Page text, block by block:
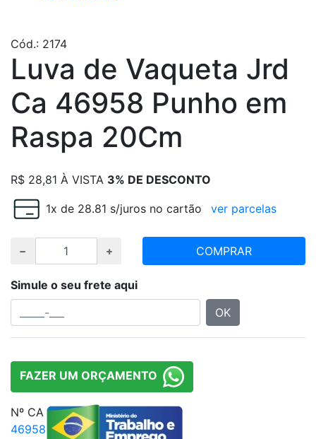
Cód.: 2174
Luva de Vaqueta Jrd
Ca 46958 Punho em
Raspa 20Cm
R$ 28,81 À VISTA 3% DE DESCONTO
1x de 28.81 s/juros no cartão ver parcelas
COMPRAR
Simule o seu frete aqui
OK
FAZER UM ORÇAMENTO
Nº CA
46958